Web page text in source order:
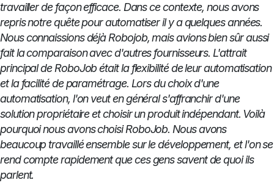
travailler de façon efficace. Dans ce contexte, nous avons
repris notre quête pour automatiser il y a quelques années.
Nous connaissions déjà Robojob, mais avions bien sûr aussi
fait la comparaison avec d'autres fournisseurs. L'attrait
principal de RoboJob était la flexibilité de leur automatisation
et la facilité de paramétrage. Lors du choix d'une
automatisation, l'on veut en général s'affranchir d'une
solution propriétaire et choisir un produit indépendant. Voilà
pourquoi nous avons choisi RoboJob. Nous avons
beaucoup travaillé ensemble sur le développement, et l'on se
rend compte rapidement que ces gens savent de quoi ils
parlent.